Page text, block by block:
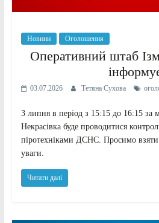
Новини Оголошення
Оперативний штаб
03.07.2026 Тетяна Сухова
3 липня в період з 15:15 до 16:15 за
Некрасівка буде проводитися
піротехніками ДСНС. Просимо
уваги.
Читати далі